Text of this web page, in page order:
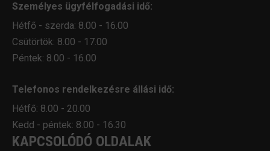
Személyes ügyfélfogadási idő:
Hétfő - szerda: 8.00 - 16.00
Csütörtök: 8.00 - 17.00
Péntek: 8.00 - 16.00
Telefonos rendelkezésre állási idő:
Hétfő: 8.00 - 20.00
Kedd - péntek: 8.00 - 16.30
KAPCSOLÓDÓ OLDALAK